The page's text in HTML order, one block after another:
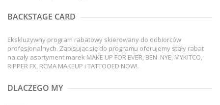
BACKSTAGE CARD
Ekskluzywny program rabatowy skierowany do odbiorców
profesjonalnych. Zapisując się do programu oferujemy stały rabat
na cały asortyment marek MAKE UP FOR EVER, BEN NYE, MYKITCO,
RIPPER FX, RCMA MAKEUP i TATTOOED NOW!.
DLACZEGO MY